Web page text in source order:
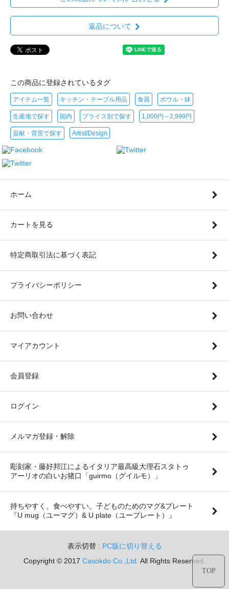
返品について
この商品に登録されているタグ
アイテム一覧 キッチン・テーブル用品 食器 ボウル・鉢
生産地で探す 国内 プライス別で探す 1,000円～2,999円
貢献・背景で探す Artist/Design
ホーム
カートを見る
特定商取引法に基づく表記
プライバシーポリシー
お問い合わせ
マイアカウント
会員登録
ログイン
メルマガ登録・解除
彫刻家・藤好邦江によるイタリア最高級大理石スタトゥ
アーリオの白いお猪口「guirmo（グイルモ）」
持ちやすく、食べやすい。子どものためのマグ&プレート
『U mug（ユーマグ）& U plate（ユープレート）』
表示切替 : PC版に切り替える
Copyright © 2017 Casokdo Co.,Ltd. All Rights Reserved.
TOP